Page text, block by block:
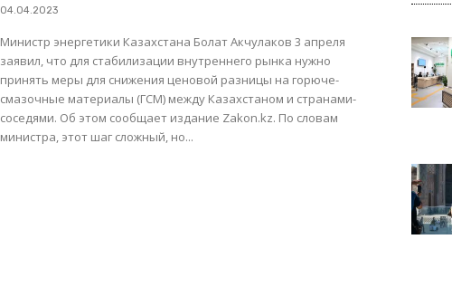
04.04.2023
Министр энергетики Казахстана Болат Акчулаков 3 апреля
заявил, что для стабилизации внутреннего рынка нужно
принять меры для снижения ценовой разницы на горюче-
смазочные материалы (ГСМ) между Казахстаном и странами-
соседями. Об этом сообщает издание Zakon.kz. По словам
министра, этот шаг сложный, но...